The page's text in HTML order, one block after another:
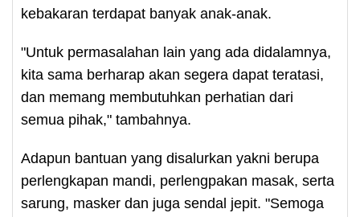
kebakaran terdapat banyak anak-anak.
"Untuk permasalahan lain yang ada didalamnya,
kita sama berharap akan segera dapat teratasi,
dan memang membutuhkan perhatian dari
semua pihak," tambahnya.
Adapun bantuan yang disalurkan yakni berupa
perlengkapan mandi, perlengpakan masak, serta
sarung, masker dan juga sendal jepit. "Semoga